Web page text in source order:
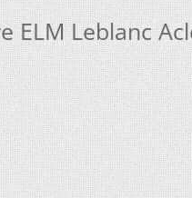
ELM Leblanc